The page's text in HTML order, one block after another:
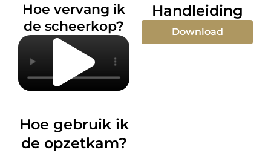
Hoe vervang ik
de scheerkop?
Play
Video
Hoe gebruik ik
de opzetkam?
Handleiding
Download